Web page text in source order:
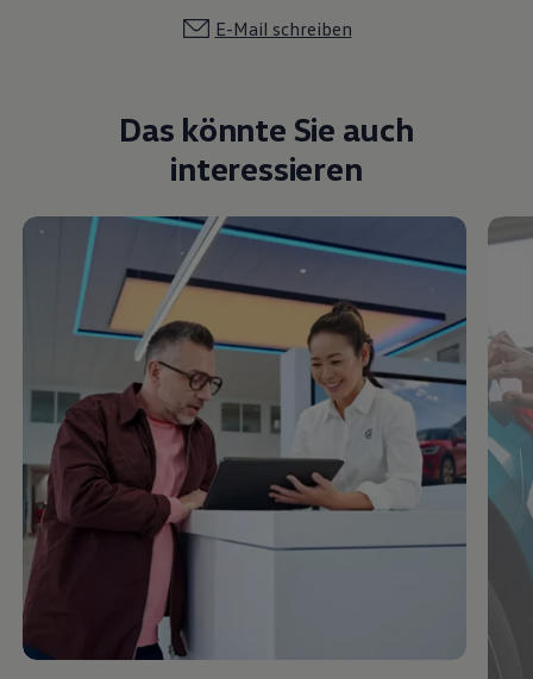
E-Mail schreiben
Das könnte Sie auch
interessieren